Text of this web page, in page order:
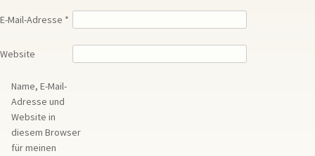
E-Mail-Adresse *
Website
Name, E-Mail-
Adresse und
Website in
diesem Browser
für meinen